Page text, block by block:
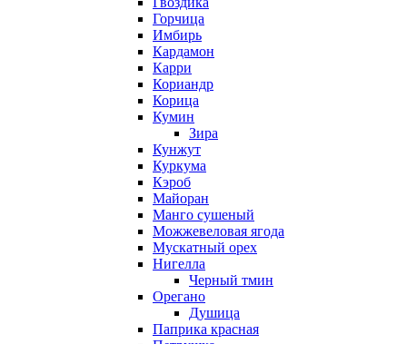
Горчица
Имбирь
Кардамон
Карри
Кориандр
Корица
Кумин
Зира
Кунжут
Куркума
Кэроб
Майоран
Манго сушеный
Можжевеловая ягода
Мускатный орех
Нигелла
Черный тмин
Орегано
Душица
Паприка красная